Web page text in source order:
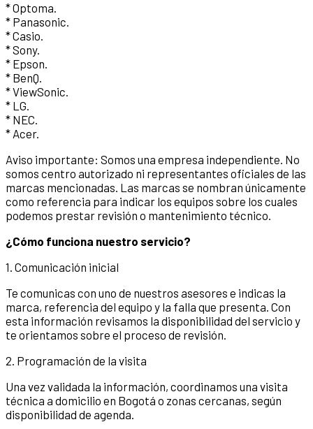
* Optoma.
* Panasonic.
* Casio.
* Sony.
* Epson.
* BenQ.
* ViewSonic.
* LG.
* NEC.
* Acer.
Aviso importante: Somos una empresa independiente. No
somos centro autorizado ni representantes oficiales de las
marcas mencionadas. Las marcas se nombran únicamente
como referencia para indicar los equipos sobre los cuales
podemos prestar revisión o mantenimiento técnico.
¿Cómo funciona nuestro servicio?
1. Comunicación inicial
Te comunicas con uno de nuestros asesores e indicas la
marca, referencia del equipo y la falla que presenta. Con
esta información revisamos la disponibilidad del servicio y
te orientamos sobre el proceso de revisión.
2. Programación de la visita
Una vez validada la información, coordinamos una visita
técnica a domicilio en Bogotá o zonas cercanas, según
disponibilidad de agenda.